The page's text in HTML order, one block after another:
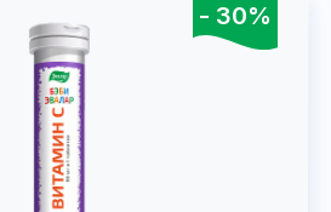
- 30%